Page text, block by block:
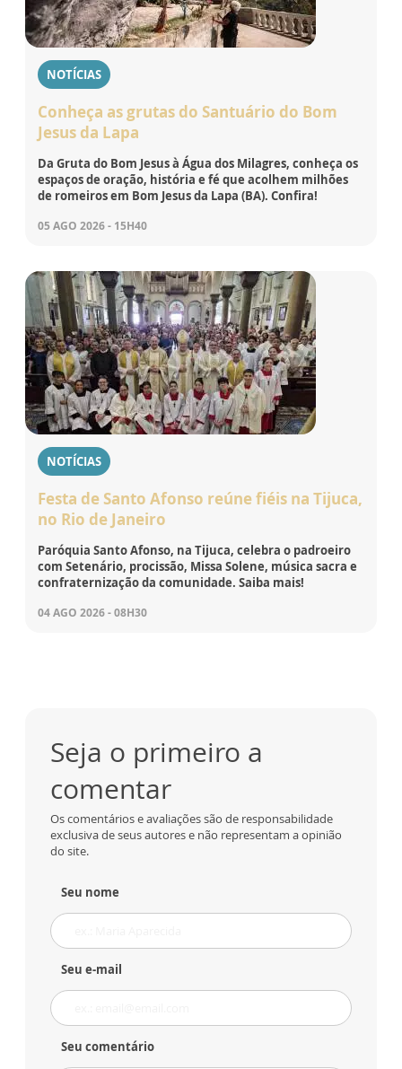
NOTÍCIAS
Conheça as grutas do Santuário do Bom
Jesus da Lapa
Da Gruta do Bom Jesus à Água dos Milagres, conheça os
espaços de oração, história e fé que acolhem milhões
de romeiros em Bom Jesus da Lapa (BA). Confira!
05 AGO 2026 - 15H40
NOTÍCIAS
Festa de Santo Afonso reúne fiéis na Tijuca,
no Rio de Janeiro
Paróquia Santo Afonso, na Tijuca, celebra o padroeiro
com Setenário, procissão, Missa Solene, música sacra e
confraternização da comunidade. Saiba mais!
04 AGO 2026 - 08H30
Seja o primeiro a
comentar
Os comentários e avaliações são de responsabilidade
exclusiva de seus autores e não representam a opinião
do site.
Seu nome
Seu e-mail
Seu comentário